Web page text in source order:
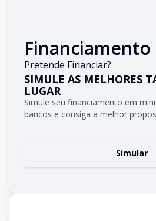
Financiamento
Pretende Financiar?
SIMULE AS MELHORES
LUGAR
Simule seu financiamento em
bancos e consiga a melhor
Simular